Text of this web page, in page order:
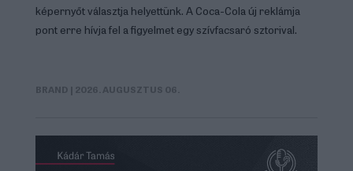
képernyőt választja helyettünk. A Coca-Cola új reklámja
pont erre hívja fel a figyelmet egy szívfacsaró sztorival.
BRAND | 2026. AUGUSZTUS 06.